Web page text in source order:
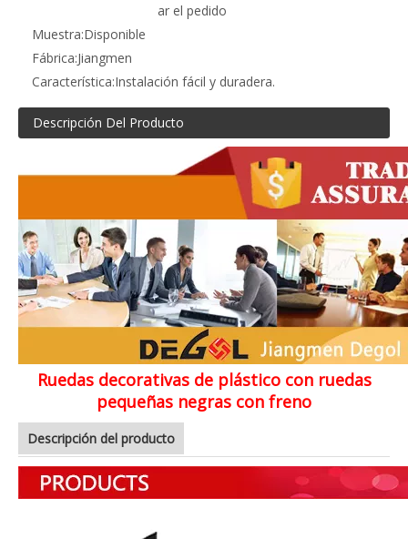
ar el pedido
Muestra:Disponible
Fábrica:Jiangmen
Característica:Instalación fácil y duradera.
Descripción Del Producto
Ruedas decorativas de plástico con ruedas
pequeñas negras con freno
Descripción del producto